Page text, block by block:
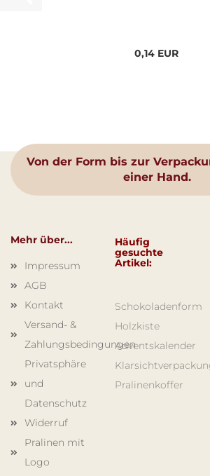
0,14 EUR
Von der Form bis zur
einer Hand.
Mehr über...
Impressum
AGB
Kontakt
Versand- &
Zahlungsbedingungen
Privatsphäre
und
Datenschutz
Widerruf
Pralinen mit
Logo
Häufig
gesuchte
Artikel:
Schokoladenform
Holzkiste
Adventskalender
Pralinenkoffer